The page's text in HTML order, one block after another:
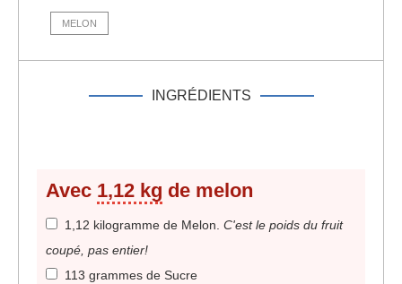
MELON
INGRÉDIENTS
Avec 1,12 kg de melon
1,12 kilogramme de Melon. C'est le poids du fruit
coupé, pas entier!
113 grammes de Sucre